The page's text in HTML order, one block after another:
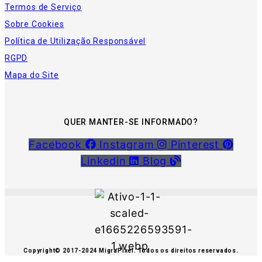
Termos de Serviço
Sobre Cookies
Política de Utilização Responsável
RGPD
Mapa do Site
QUER MANTER-SE INFORMADO?
Facebook Instagram
Pinterest
Linkedin
Blog
Copyright© 2017-2024 MigraPixel. Todos os direitos reservados.